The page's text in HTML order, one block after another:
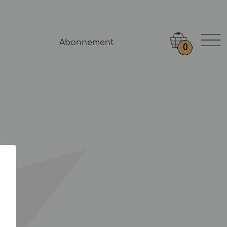
Abonnement
0